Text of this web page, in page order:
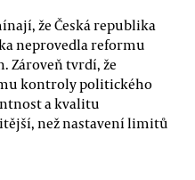
že Česká republika
neprovedla reformu
Zároveň tvrdí, že
kontroly politického
a kvalitu
než nastavení limitů